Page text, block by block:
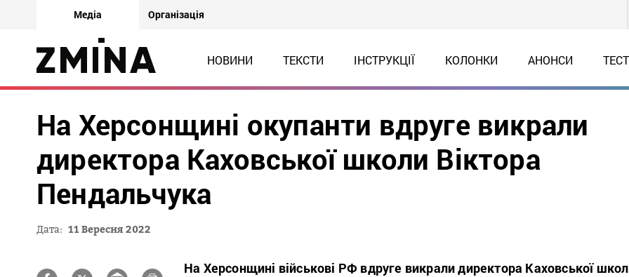
Медіа Організація
НОВИНИ ТЕКСТИ ІНСТРУКЦІЇ КОЛОНКИ АНОНСИ
На Херсонщині окупанти вдруге викрали
директора Каховської школи Віктора
Пендальчука
Дата: 11 Вересня 2022
На Херсонщині військові РФ вдруге викрали директора Каховської